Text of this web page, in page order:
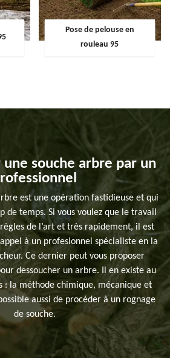
Pose de pelouse en
rouleau 95
souche arbre par un
est une opération fastidieuse et qui
de temps. Si vous voulez que le travail
de l’art et très rapidement, il est
à un profesionnel spécialiste en la
Ce dernier peut vous proposer
dessoucher un arbre. Il en existe au
: la méthode chimique, mécanique et
aussi de procéder à un rognage
de souche.